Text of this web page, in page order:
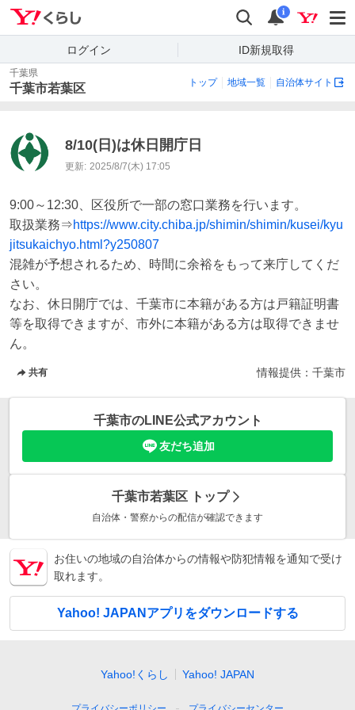
検索 通知
i
ログイン ID新規取得
千葉県
千葉市若葉区 トップ 地域一覧 自治体サイト
8/10(日)は休日開庁日
更新: 2025/8/7(木) 17:05
9:00～12:30、区役所で一部の窓口業務を行います。
取扱業務⇒https://www.city.chiba.jp/shimin/shimin/kusei/kyu
jitsukaichyo.html?y250807
混雑が予想されるため、時間に余裕をもって来庁してくだ
さい。
なお、休日開庁では、千葉市に本籍がある方は戸籍証明書
等を取得できますが、市外に本籍がある方は取得できませ
共有 情報提供： 千葉市
千葉市のLINE公式アカウント
友だち追加
千葉市若葉区 トップ
自治体・警察からの配信が確認できます
お住いの地域の自治体からの情報や防犯情報を通知で受け
取れます。
Yahoo! JAPANアプリをダウンロードする
Yahoo!くらし Yahoo! JAPAN